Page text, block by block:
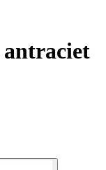
antraciet